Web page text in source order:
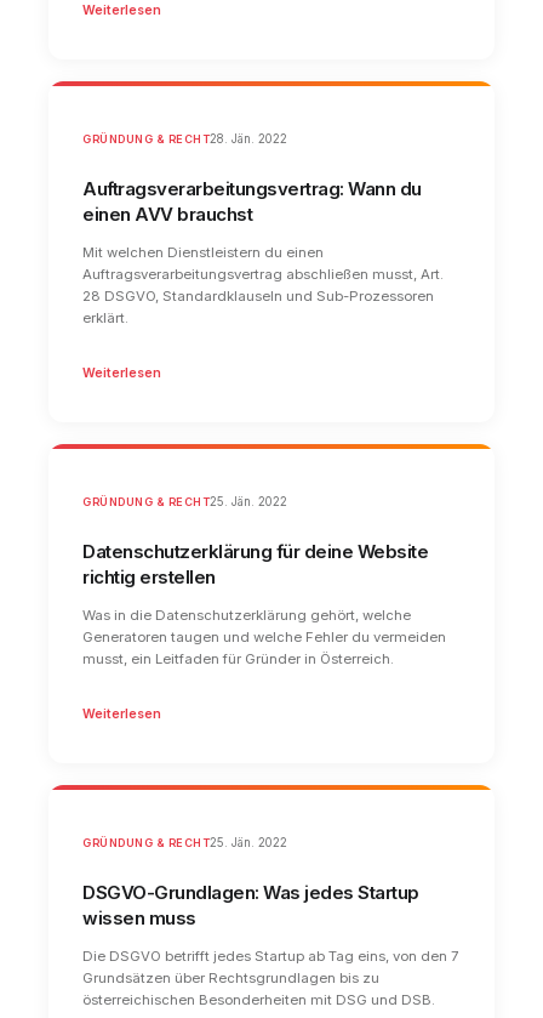
Weiterlesen
GRÜNDUNG & RECHT28. Jän. 2022
Auftragsverarbeitungsvertrag: Wann du
einen AVV brauchst
Mit welchen Dienstleistern du einen
Auftragsverarbeitungsvertrag abschließen musst, Art.
28 DSGVO, Standardklauseln und Sub-Prozessoren
erklärt.
Weiterlesen
GRÜNDUNG & RECHT25. Jän. 2022
Datenschutzerklärung für deine Website
richtig erstellen
Was in die Datenschutzerklärung gehört, welche
Generatoren taugen und welche Fehler du vermeiden
musst, ein Leitfaden für Gründer in Österreich.
Weiterlesen
GRÜNDUNG & RECHT25. Jän. 2022
DSGVO-Grundlagen: Was jedes Startup
wissen muss
Die DSGVO betrifft jedes Startup ab Tag eins, von den 7
Grundsätzen über Rechtsgrundlagen bis zu
österreichischen Besonderheiten mit DSG und DSB.